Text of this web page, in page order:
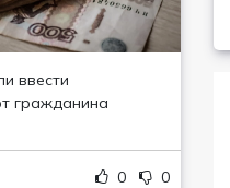
ввести
гражданина
0 0